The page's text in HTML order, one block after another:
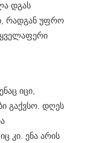
დგას
რადგან უფრო
ყველაფერი
იცი,
გაქვსო. დღეს
კი. ენა არის